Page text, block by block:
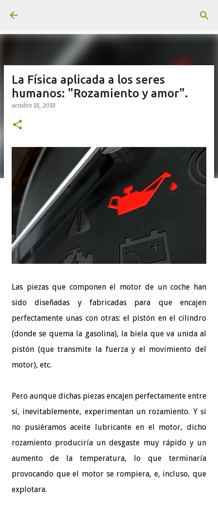
La Física aplicada a los seres
humanos: "Rozamiento y amor".
octubre 18, 2018
Las piezas que componen el motor de un coche han
sido diseñadas y fabricadas para que encajen
perfectamente unas con otras: el pistón en el cilindro
(donde se quema la gasolina), la biela que va unida al
pistón (que transmite la fuerza y el movimiento del
motor), etc.
Pero aunque dichas piezas encajen perfectamente entre
sí, inevitablemente, experimentan un rozamiento. Y si
no pusiéramos aceite lubricante en el motor, dicho
rozamiento produciría un desgaste muy rápido y un
aumento de la temperatura, lo que terminaría
provocando que el motor se rompiera, e, incluso, que
explotara.